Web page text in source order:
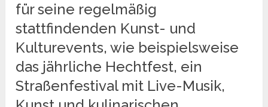
für seine regelmäßig
stattfindenden Kunst- und
Kulturevents, wie beispielsweise
das jährliche Hechtfest, ein
Straßenfestival mit Live-Musik,